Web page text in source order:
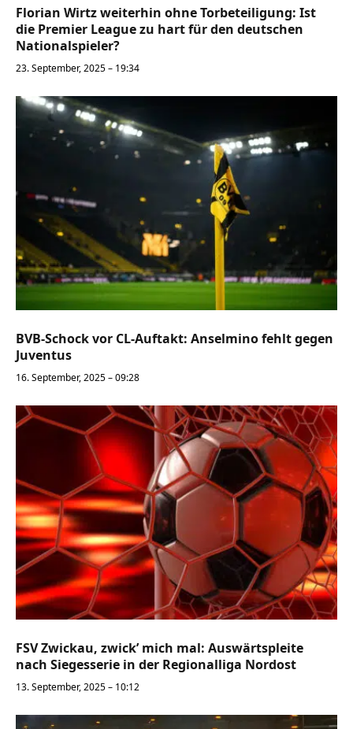
Florian Wirtz weiterhin ohne Torbeteiligung: Ist
die Premier League zu hart für den deutschen
Nationalspieler?
23. September, 2025 – 19:34
BVB-Schock vor CL-Auftakt: Anselmino fehlt gegen
Juventus
16. September, 2025 – 09:28
FSV Zwickau, zwick’ mich mal: Auswärtspleite
nach Siegesserie in der Regionalliga Nordost
13. September, 2025 – 10:12